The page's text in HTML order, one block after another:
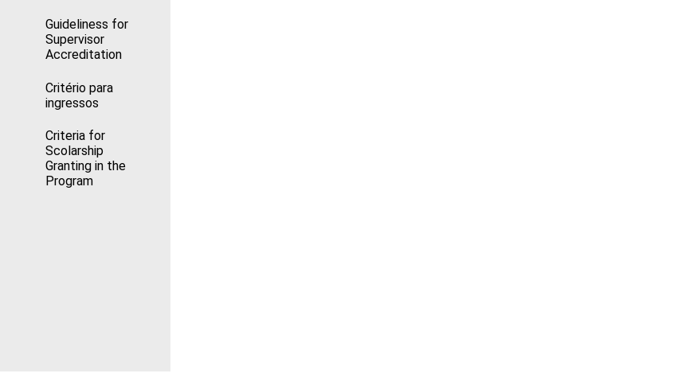
Guideliness for
Supervisor
Accreditation
Critério para
ingressos
Criteria for
Scolarship
Granting in the
Program